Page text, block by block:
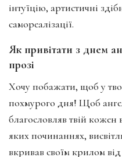
інтуїцію, артистичні
самореалізації.
Як привітати з днем
прозі
Хочу побажати, щоб у
похмурого дня! Щоб
благословляв твій
яких починаннях,
вкривав своїм крилом